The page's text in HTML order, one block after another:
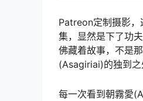
Patreon定制摄影
集，显然是下了功
佛藏着故事，不是
(Asagiriai)的独到之
每一次看到朝霧愛